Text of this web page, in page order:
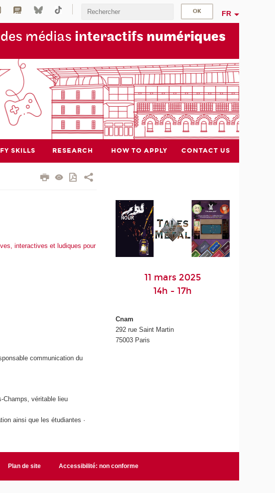
FR
médias interactifs numériques
SKILLS RESEARCH HOW TO APPLY CONTACT US
interactives et ludiques pour
communication du
Champs, véritable lieu
ainsi que les étudiantes ·
11 mars 2025
14h - 17h
Cnam
292 rue Saint Martin
75003 Paris
Plan de site Accessibilité: non conforme